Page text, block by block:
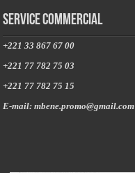
Service commercial
+221 33 867 67 00
+221 77 782 75 03
+221 77 782 75 15
E-mail: mbene.promo@gmail.com